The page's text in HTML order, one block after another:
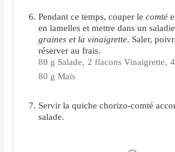
Pendant ce temps, couper lecomté
en lamelles et mettre dans un
graines et la vinaigrette. Saler,
réserver au frais.
80 g Salade, 2 flacons Vinaigrette,
80 g Maïs
Servir la quiche chorizo-comté
salade.